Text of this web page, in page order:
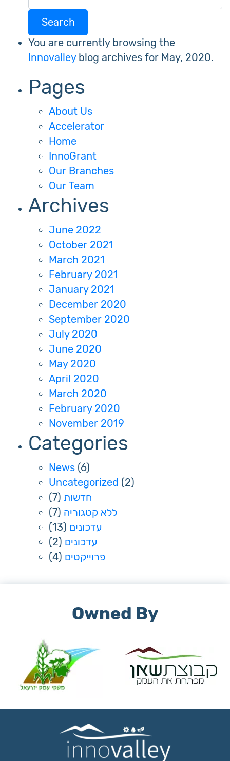
for:
You are currently browsing the
Innovalleyblog archives for May, 2020.
Pages
About Us
Accelerator
Home
InnoGrant
Our Branches
Our Team
Archives
June 2022
October 2021
March 2021
February 2021
January 2021
December 2020
September 2020
July 2020
June 2020
May 2020
April 2020
March 2020
February 2020
November 2019
Categories
News (6)
Uncategorized (2)
חדשות (7)
ללא קטגוריה (7)
עדכונים (13)
עדכונים (2)
פרוייקטים (4)
Owned By